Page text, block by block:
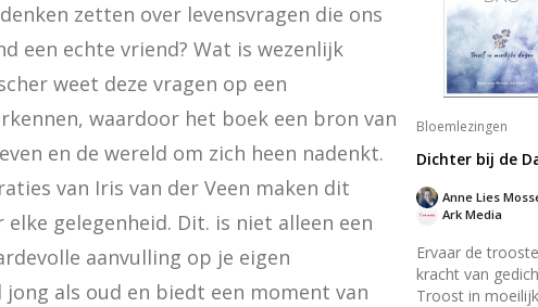
zetten over levensvragen die ons
een echte vriend? Wat is wezenlijk
weet deze vragen op een
waardoor het boek een bron van
en de wereld om zich heen nadenkt.
van Iris van der Veen maken dit
gelegenheid. Dit. is niet alleen een
aanvulling op je eigen
als oud en biedt een moment van
Bloemlezingen
Dichter bij de
Ark Media
Ervaar de
kracht van
Troost in